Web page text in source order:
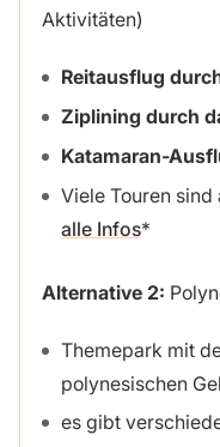
Aktivitäten)
Reitausflug
Ziplining durch
Katamaran-
Viele Touren sind
alle Infos
Alternative 2:
Themepark mit
polynesischen
es gibt